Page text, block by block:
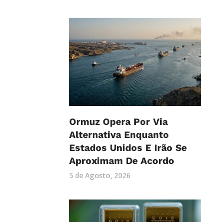
Ormuz Opera Por Via
Alternativa Enquanto
Estados Unidos E Irão Se
Aproximam De Acordo
5 de Agosto, 2026